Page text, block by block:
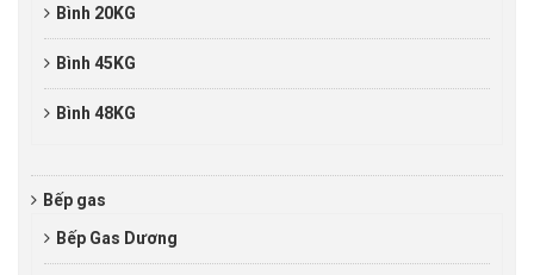
Bình 20KG
Bình 45KG
Bình 48KG
Bếp gas
Bếp Gas Dương